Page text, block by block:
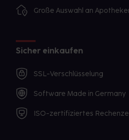
Große Auswahl an
Sicher einkaufen
SSL-Verschlüsselung
Software Made in Germany
ISO-zertifiziertes